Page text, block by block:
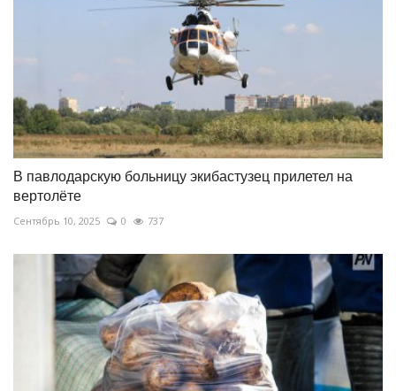
В павлодарскую больницу экибастузец прилетел на
вертолёте
Сентябрь 10, 2025 0 737